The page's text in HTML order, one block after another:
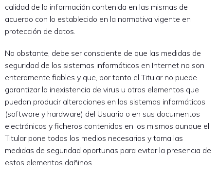
calidad de la información contenida en las mismas de
acuerdo con lo establecido en la normativa vigente en
protección de datos.
No obstante, debe ser consciente de que las medidas de
seguridad de los sistemas informáticos en Internet no son
enteramente fiables y que, por tanto el Titular no puede
garantizar la inexistencia de virus u otros elementos que
puedan producir alteraciones en los sistemas informáticos
(software y hardware) del Usuario o en sus documentos
electrónicos y ficheros contenidos en los mismos aunque el
Titular pone todos los medios necesarios y toma las
medidas de seguridad oportunas para evitar la presencia de
estos elementos dañinos.